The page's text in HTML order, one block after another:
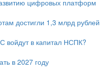
цифровых платформ
достигли 1,3 млрд рублей
войдут в капитал НСПК?
в 2027 году